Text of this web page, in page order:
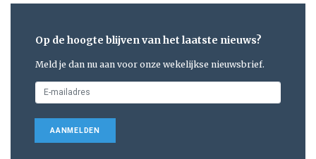
Op de hoogte blijven van het laatste nieuws?
Meld je dan nu aan voor onze wekelijkse nieuwsbrief.
AANMELDEN